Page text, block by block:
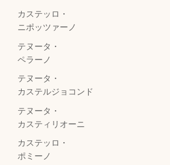
カステッロ・
ニポッツァーノ
テヌータ・
ペラーノ
テヌータ・
カステルジョコンド
テヌータ・
カスティリオーニ
カステッロ・
ポミーノ